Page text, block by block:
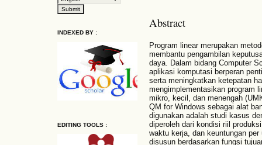
INDEXED BY :
EDITING TOOLS :
Abstract
Program linear merupakan
membantu pengambilan
daya. Dalam bidang Computer
aplikasi komputasi berperan
serta meningkatkan ketepatan
mengimplementasikan program
mikro, kecil, dan menengah
QM for Windows sebagai alat
digunakan adalah studi kasus
diperoleh dari kondisi riil
waktu kerja, dan keuntungan
disusun berdasarkan fungsi